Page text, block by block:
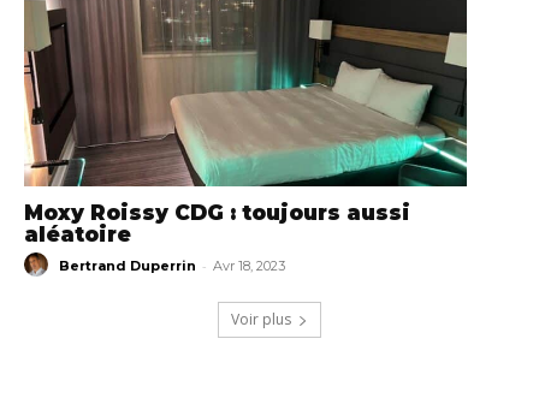
Moxy Roissy CDG : toujours aussi
aléatoire
Bertrand Duperrin - Avr 18, 2023
Voir plus